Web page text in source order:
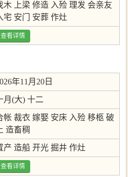
木 上梁 修造 入殓 理发 会亲友
宅 安门 安葬 作灶
查看详情
年11月20日
月(大) 十二
帐 裁衣 嫁娶 安床 入殓 移柩 破
造畜稠
产 造船 开光 掘井 作灶
查看详情